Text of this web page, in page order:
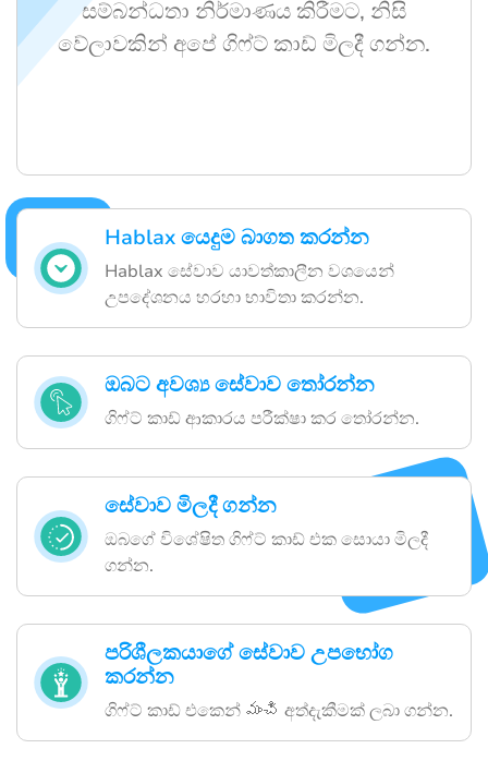
Hablax යෙදුම බාගත කරන්න
Hablax සේවාව යාවත්කාලීන වශයෙන්
උපදේශනය හරහා භාවිතා කරන්න.
ඔබට අවශ්‍ය සේවාව තෝරන්න
ගිෆ්ට් කාඩ් ආකාරය පරීක්ෂා කර තෝරන්න.
සේවාව මිලදී ගන්න
ඔබගේ විශේෂිත ගිෆ්ට් කාඩ් එක සොයා මිලදී
ගන්න.
පරිශීලකයාගේ සේවාව උපභෝග
කරන්න
ගිෆ්ට් කාඩ් එකෙන් మంచి අත්දැකීමක් ලබා ගන්න.
සම්බන්ධතා නිර්මාණය කිරීමට, නිසි
වේලාවකින් අපේ ගිෆ්ට් කාඩ් මිලදී ගන්න.